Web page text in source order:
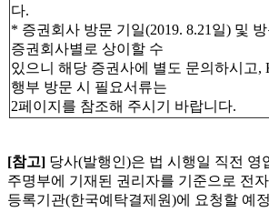
다.
* 증권회사 방문 기일(2019. 8.21일) 및
증권회사별로 상이할 수
있으니 해당 증권사에 별도 문의하시고,
행부 방문 시 필요서류는
2페이지를 참조해 주시기 바랍니다.
[참고] 당사(발행인)은 법 시행일 직전 영
주명부에 기재된 권리자를 기준으로 전
등록기관(한국예탁결제원)에 요청할 예